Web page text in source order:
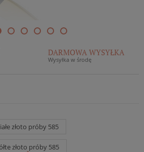
DARMOWA WYSYŁKA
Wysyłka w środę
złoto próby 585
złoto próby 585